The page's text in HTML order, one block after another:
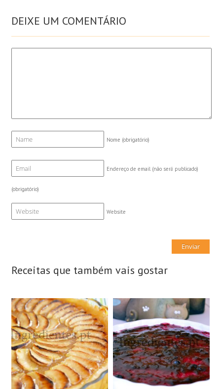
DEIXE UM COMENTÁRIO
Nome (obrigatório)
Endereço de email (não será publicado)
(obrigatório)
Website
Receitas que também vais gostar
8 Doses
8 Pessoas
45Min
10 Doses
10 Pessoas